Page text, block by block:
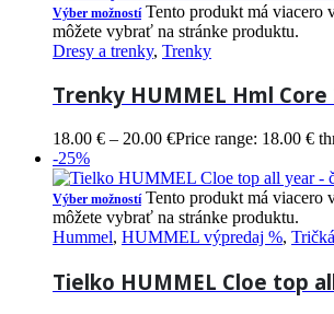
Výber možností Tento produkt má viacero
môžete vybrať na stránke produktu.
Dresy a trenky, Trenky
Trenky HUMMEL Hml
18.00 € – 20.00 €Price range: 18.00 €
-25%
Výber možností Tento produkt má viacero
môžete vybrať na stránke produktu.
Hummel, HUMMEL výpredaj %, Tričká
Tielko HUMMEL Cloe top